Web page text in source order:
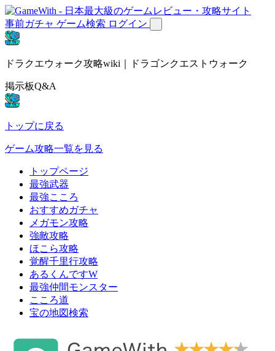
事前ガチャ ゲーム検索 ログイン
ドラクエウォーク攻略wiki｜ドラゴンクエストウォーク
掲示板Q&A
トップに戻る
ゲーム攻略一覧を見る
トップページ
最強武器
最強こころ
おすすめガチャ
メガモン攻略
強敵攻略
ほこら攻略
覚醒千里行攻略
あるくんですW
最強仲間モンスター
こころ道
宝の地図検索